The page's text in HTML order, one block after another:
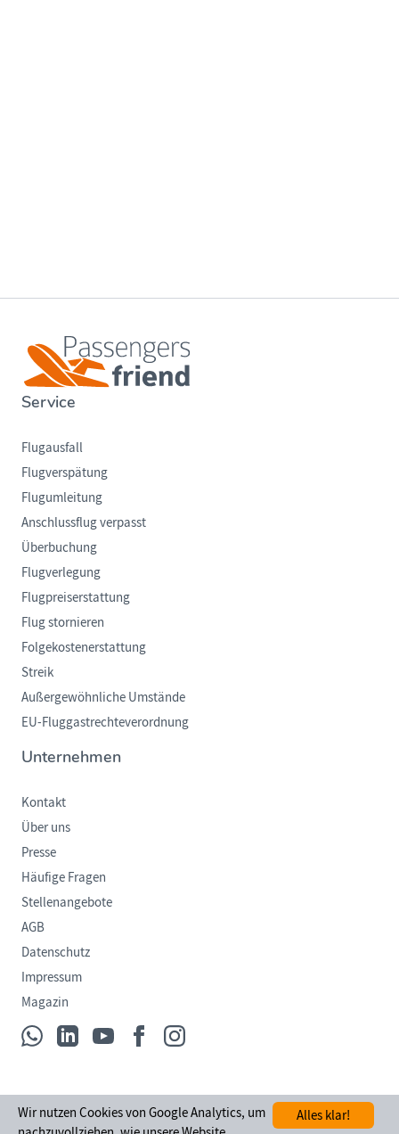
Wir nutzen Cookies von Google Analytics, um
Alles klar!
Service
Flugausfall
Flugverspätung
Flugumleitung
Anschlussflug verpasst
Überbuchung
Flugverlegung
Flugpreiserstattung
Flug stornieren
Folgekostenerstattung
Streik
Außergewöhnliche Umstände
EU-Fluggastrechteverordnung
Unternehmen
Kontakt
Über uns
Presse
Häufige Fragen
Stellenangebote
AGB
Datenschutz
Impressum
Magazin
Kundenservice mit . Made in Lüdinghausen